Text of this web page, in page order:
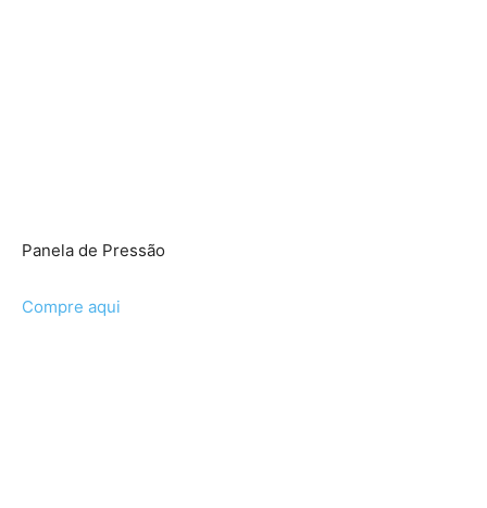
Panela de Pressão
Compre aqui